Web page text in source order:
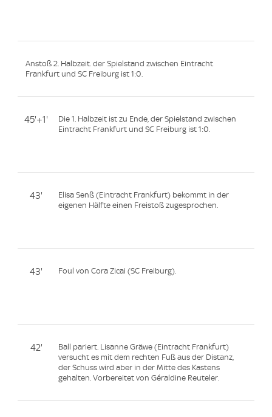
Anstoß 2. Halbzeit. der Spielstand zwischen Eintracht
Frankfurt und SC Freiburg ist 1:0.
45'+1'
Die 1. Halbzeit ist zu Ende, der Spielstand zwischen
Eintracht Frankfurt und SC Freiburg ist 1:0.
43'
Elisa Senß (Eintracht Frankfurt) bekommt in der
eigenen Hälfte einen Freistoß zugesprochen.
43' Foul von Cora Zicai (SC Freiburg).
42'
Ball pariert. Lisanne Gräwe (Eintracht Frankfurt)
versucht es mit dem rechten Fuß aus der Distanz,
der Schuss wird aber in der Mitte des Kastens
gehalten. Vorbereitet von Géraldine Reuteler.